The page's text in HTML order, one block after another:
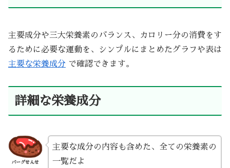
主要成分や三大栄養素のバランス、カロリー分の消費をす
るために必要な運動を、シンプルにまとめたグラフや表は
主要な栄養成分 で確認できます。
詳細な栄養成分
バーグせんせ
主要な成分の内容も含めた、全ての栄養素の
一覧だよ